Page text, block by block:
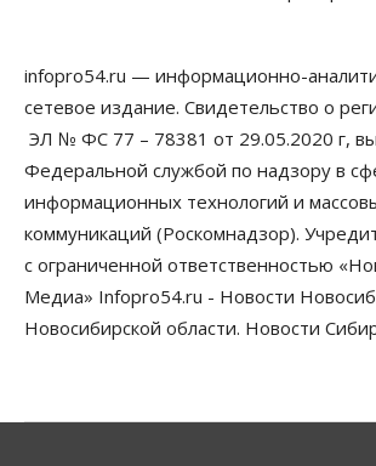
Новосибирском объявят в
09 Августа 2026, 14:00
Экстренное предупреждение из-за
Новосибирске распространили
Власть Город Общество
Еще одна остановка «городской
появится в Новосибирске
09 Августа 2026, 12:00
infopro54.ru — информационно-
сетевое издание. Свидетельство о
ЭЛ № ФС 77 – 78381 от 29.05.2020 г,
Федеральной службой по надзору в
информационных технологий и
коммуникаций (Роскомнадзор).
с ограниченной ответственностью
Медиа» Infopro54.ru - Новости
Новосибирской области. Новости